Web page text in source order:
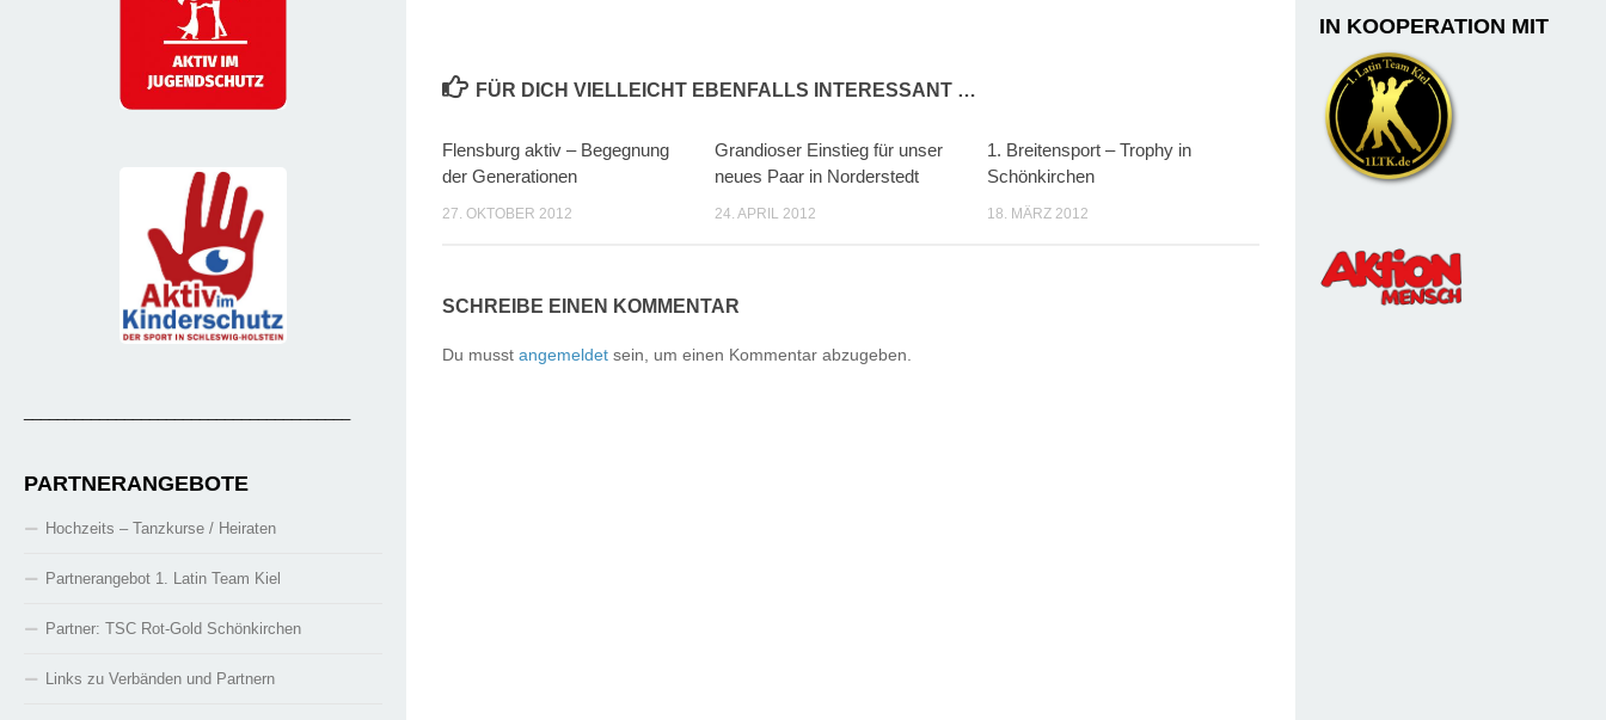
FÜR DICH VIELLEICHT EBENFALLS INTERESSANT …
Flensburg aktiv – Begegnung
der Generationen
27. OKTOBER 2012
Grandioser Einstieg für unser
neues Paar in Norderstedt
24. APRIL 2012
1. Breitensport – Trophy in
Schönkirchen
18. MÄRZ 2012
SCHREIBE EINEN KOMMENTAR
Du musst angemeldet sein, um einen Kommentar abzugeben.
PARTNERANGEBOTE
Hochzeits – Tanzkurse / Heiraten
Partnerangebot 1. Latin Team Kiel
Partner: TSC Rot-Gold Schönkirchen
Links zu Verbänden und Partnern
IN KOOPERATION MIT